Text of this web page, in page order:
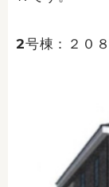
2号棟：２０